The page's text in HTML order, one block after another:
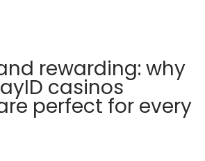
rewarding: why
casinos
perfect for every